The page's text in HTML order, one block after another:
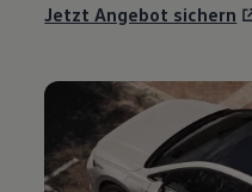
Jetzt Angebot sichern